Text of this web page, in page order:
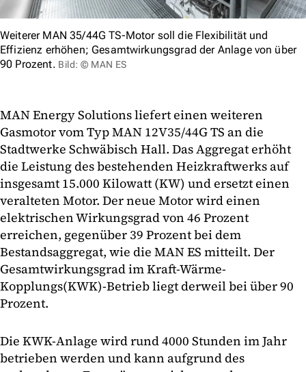
Weiterer MAN 35/44G TS-Motor soll die Flexibilität und
Effizienz erhöhen; Gesamtwirkungsgrad der Anlage von über
90 Prozent. Bild: © MAN ES
MAN Energy Solutions liefert einen weiteren
Gasmotor vom Typ MAN 12V35/44G TS an die
Stadtwerke Schwäbisch Hall. Das Aggregat erhöht
die Leistung des bestehenden Heizkraftwerks auf
insgesamt 15.000 Kilowatt (KW) und ersetzt einen
veralteten Motor. Der neue Motor wird einen
elektrischen Wirkungsgrad von 46 Prozent
erreichen, gegenüber 39 Prozent bei dem
Bestandsaggregat, wie die MAN ES mitteilt. Der
Gesamtwirkungsgrad im Kraft-Wärme-
Kopplungs(KWK)-Betrieb liegt derweil bei über 90
Prozent.
Die KWK-Anlage wird rund 4000 Stunden im Jahr
betrieben werden und kann aufgrund des